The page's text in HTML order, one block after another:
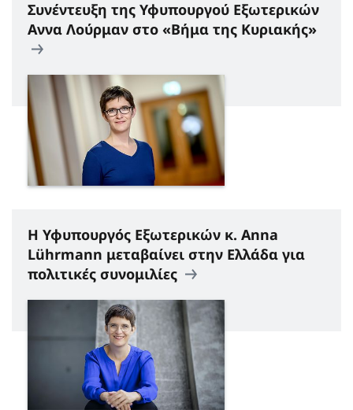
Συνέντευξη της Υφυπουργού Εξωτερικών
Αννα Λούρμαν στο «Βήμα της Κυριακής»
Η Υφυπουργός Εξωτερικών κ. Anna
Lührmann μεταβαίνει στην Ελλάδα για
πολιτικές συνομιλίες